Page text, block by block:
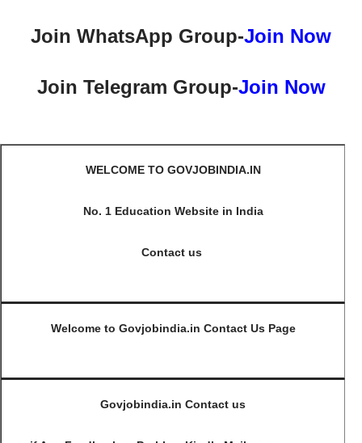
Join WhatsApp Group-Join Now
Join Telegram Group-Join Now
WELCOME TO GOVJOBINDIA.IN
No. 1 Education Website in India
Contact us
Welcome to Govjobindia.in Contact Us Page
Govjobindia.in Contact us